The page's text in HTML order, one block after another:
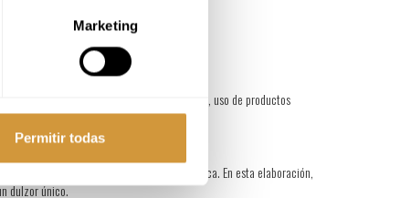
Marketing
Permitir todas
reducción de azúcares y grasas, uso de productos
de calabaza horneados en esta época. En esta elaboración,
dulzor único.